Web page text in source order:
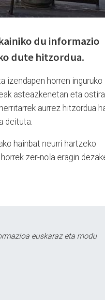
du informazio
dute hitzordua.
izendapen horren inguruko
asteazkenetan eta
aurrez hitzordua
deituta.
hainbat neurri hartzeko
zer-nola eragin
euskaraz eta modu